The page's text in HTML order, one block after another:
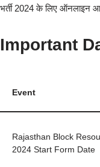
भर्ती 2024 के लिए ऑनलाइन
Important
Event
Rajasthan Block
2024 Start Form Date